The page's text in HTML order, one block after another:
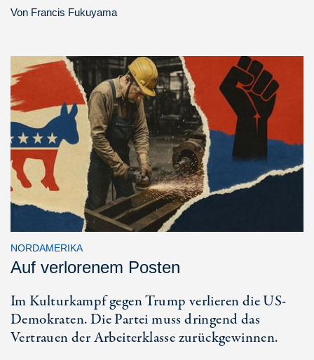
Von Francis Fukuyama
NORDAMERIKA
Auf verlorenem Posten
Im Kulturkampf gegen Trump verlieren die US-
Demokraten. Die Partei muss dringend das
Vertrauen der Arbeiterklasse zurückgewinnen.